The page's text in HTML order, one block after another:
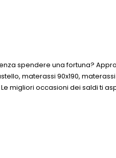
spendere una fortuna?
materassi 90x190, materassi
migliori occasioni dei saldi ti